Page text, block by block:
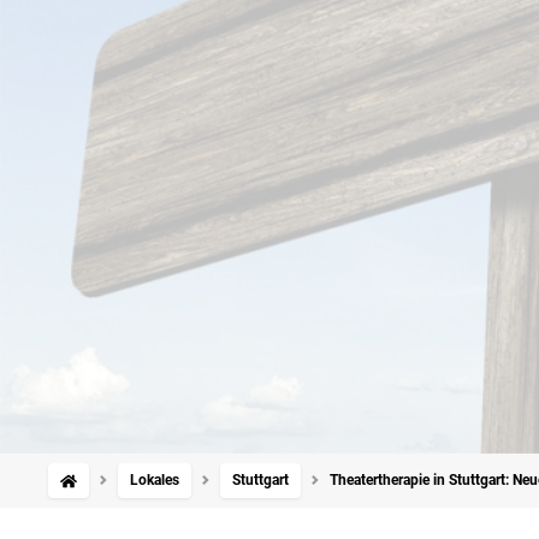
Lokales Stuttgart Theatertherapie in Stuttgart: